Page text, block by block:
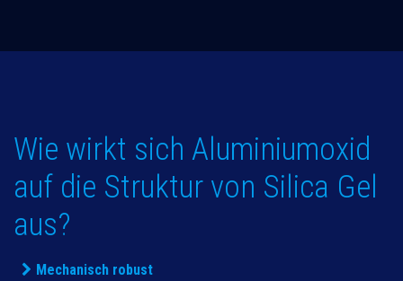
Wie wirkt sich Aluminiumoxid
auf die Struktur von Silica Gel
aus?
Mechanisch robust